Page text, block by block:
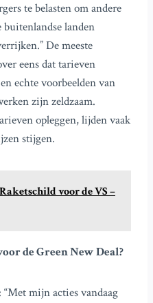
te belasten om andere
landen
De meeste
eens dat tarieven
echte voorbeelden van
zijn zeldzaam.
opleggen, lijden vaak
stijgen.
voor de VS –
de Green New Deal?
mijn acties vandaag